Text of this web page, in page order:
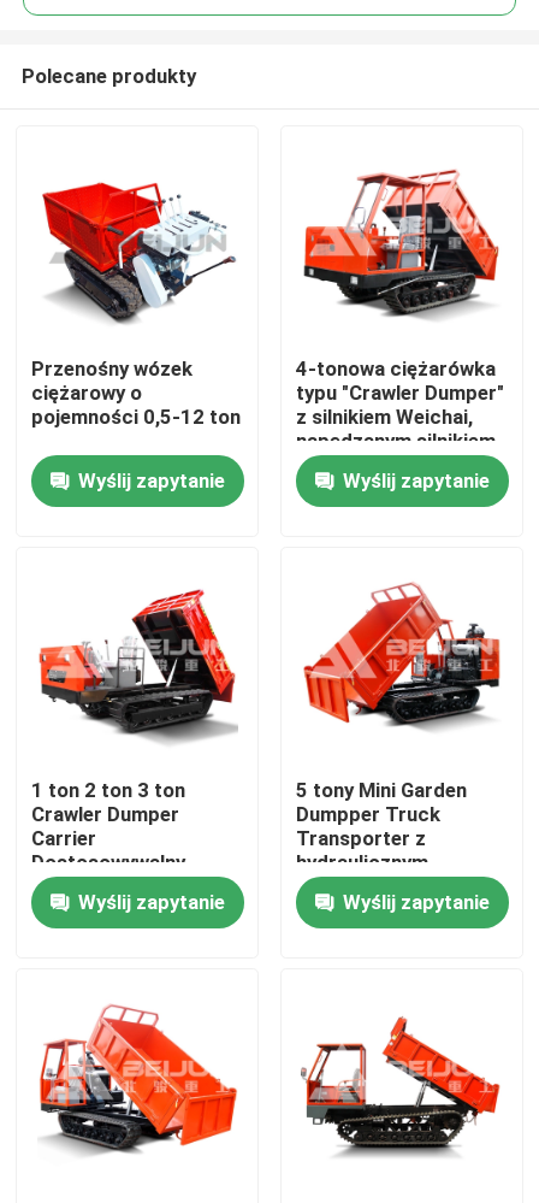
Dom
Łączność
Produkty
filmy
Podziemna wywrotka
Podziemna ciężarówka przegubowa
Pojazd z ładowarką
Polecane produkty
Przenośny wózek
ciężarowy o
pojemności 0,5-12 ton
Wyślij zapytanie
4-tonowa ciężarówka
typu "Crawler Dumper"
z silnikiem Weichai,
napędzanym silnikiem
do płynnego
transportu materiału
Wyślij zapytanie
1 ton 2 ton 3 ton
Crawler Dumper
Carrier
Dostosowywalny
Przenośny Diesel Do
sprzedażyWyślij zapytanie
5 tony Mini Garden
Dumpper Truck
Transporter z
hydraulicznym
zbiornikiem
Wyślij zapytanie